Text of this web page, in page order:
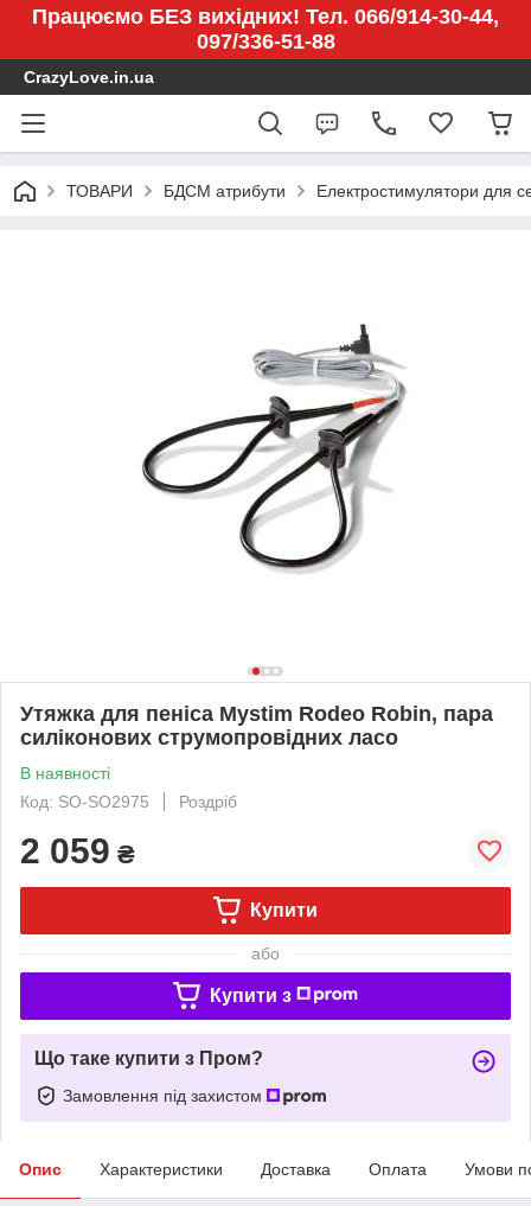
Працюємо БЕЗ вихідних! Тел. 066/914-30-44,
097/336-51-88
CrazyLove.in.ua
ТОВАРИ БДСМ атрибути Електростимулятори для
Утяжка для пеніса Mystim Rodeo Robin, пара
силіконових струмопровідних ласо
В наявності
Код: SO-SO2975
Роздріб
2 059 ₴
Купити
або
Купити з
Що таке купити з Пром?
Замовлення під захистом
Опис Характеристики Доставка Оплата Умови